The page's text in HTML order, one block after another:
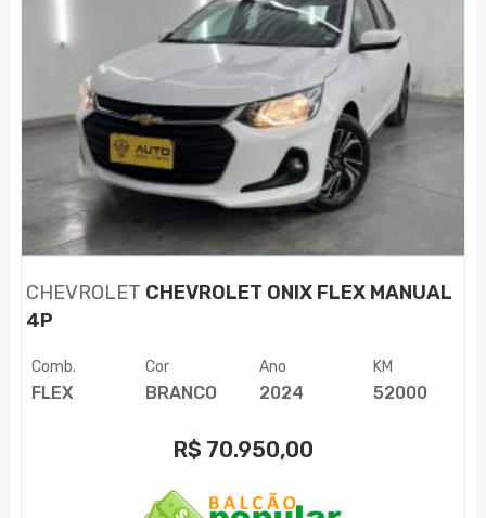
CHEVROLET CHEVROLET ONIX FLEX MANUAL
4P
Comb.
FLEX
Cor
BRANCO
Ano
2024
KM
52000
R$ 70.950,00